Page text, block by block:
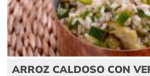
ARROZ CALDOSO CON